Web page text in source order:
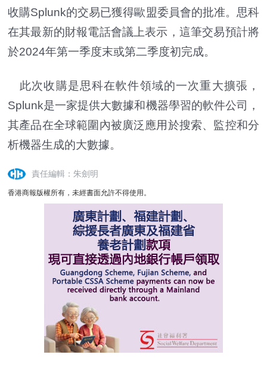
收購Splunk的交易已獲得歐盟委員會的批准。思科
在其最新的財報電話會議上表示，這筆交易預計將
於2024年第一季度末或第二季度初完成。
此次收購是思科在軟件領域的一次重大擴張，
Splunk是一家提供大數據和機器學習的軟件公司，
其產品在全球範圍內被廣泛應用於搜索、監控和分
析機器生成的大數據。
責任編輯：朱劍明
香港商報版權所有，未經書面允許不得使用。